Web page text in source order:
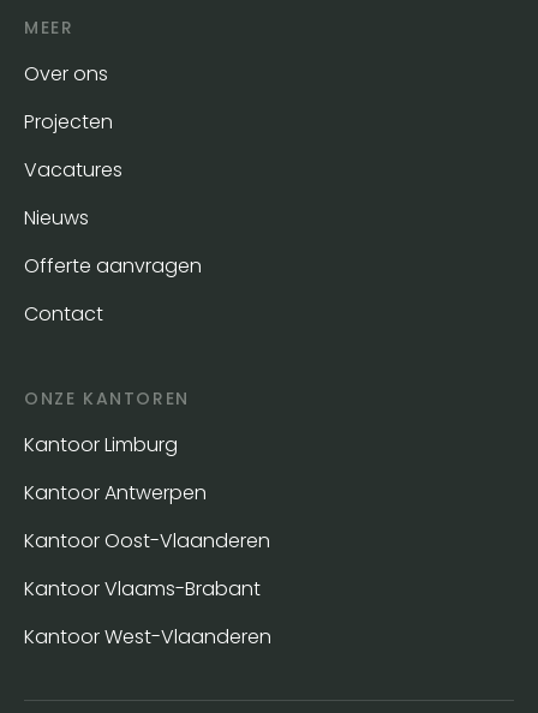
MEER
Over ons
Projecten
Vacatures
Nieuws
Offerte aanvragen
Contact
ONZE KANTOREN
Kantoor Limburg
Kantoor Antwerpen
Kantoor Oost-Vlaanderen
Kantoor Vlaams-Brabant
Kantoor West-Vlaanderen